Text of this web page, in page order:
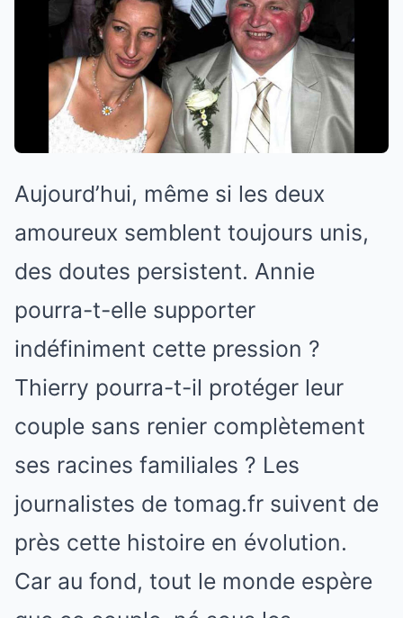
Aujourd’hui, même si les deux
amoureux semblent toujours unis,
des doutes persistent. Annie
pourra-t-elle supporter
indéfiniment cette pression ?
Thierry pourra-t-il protéger leur
couple sans renier complètement
ses racines familiales ? Les
journalistes de tomag.fr suivent de
près cette histoire en évolution.
Car au fond, tout le monde espère